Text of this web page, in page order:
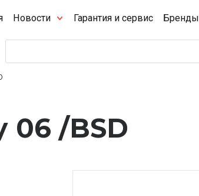
Новости Гарантия и сервис Бренды
06 /BSD